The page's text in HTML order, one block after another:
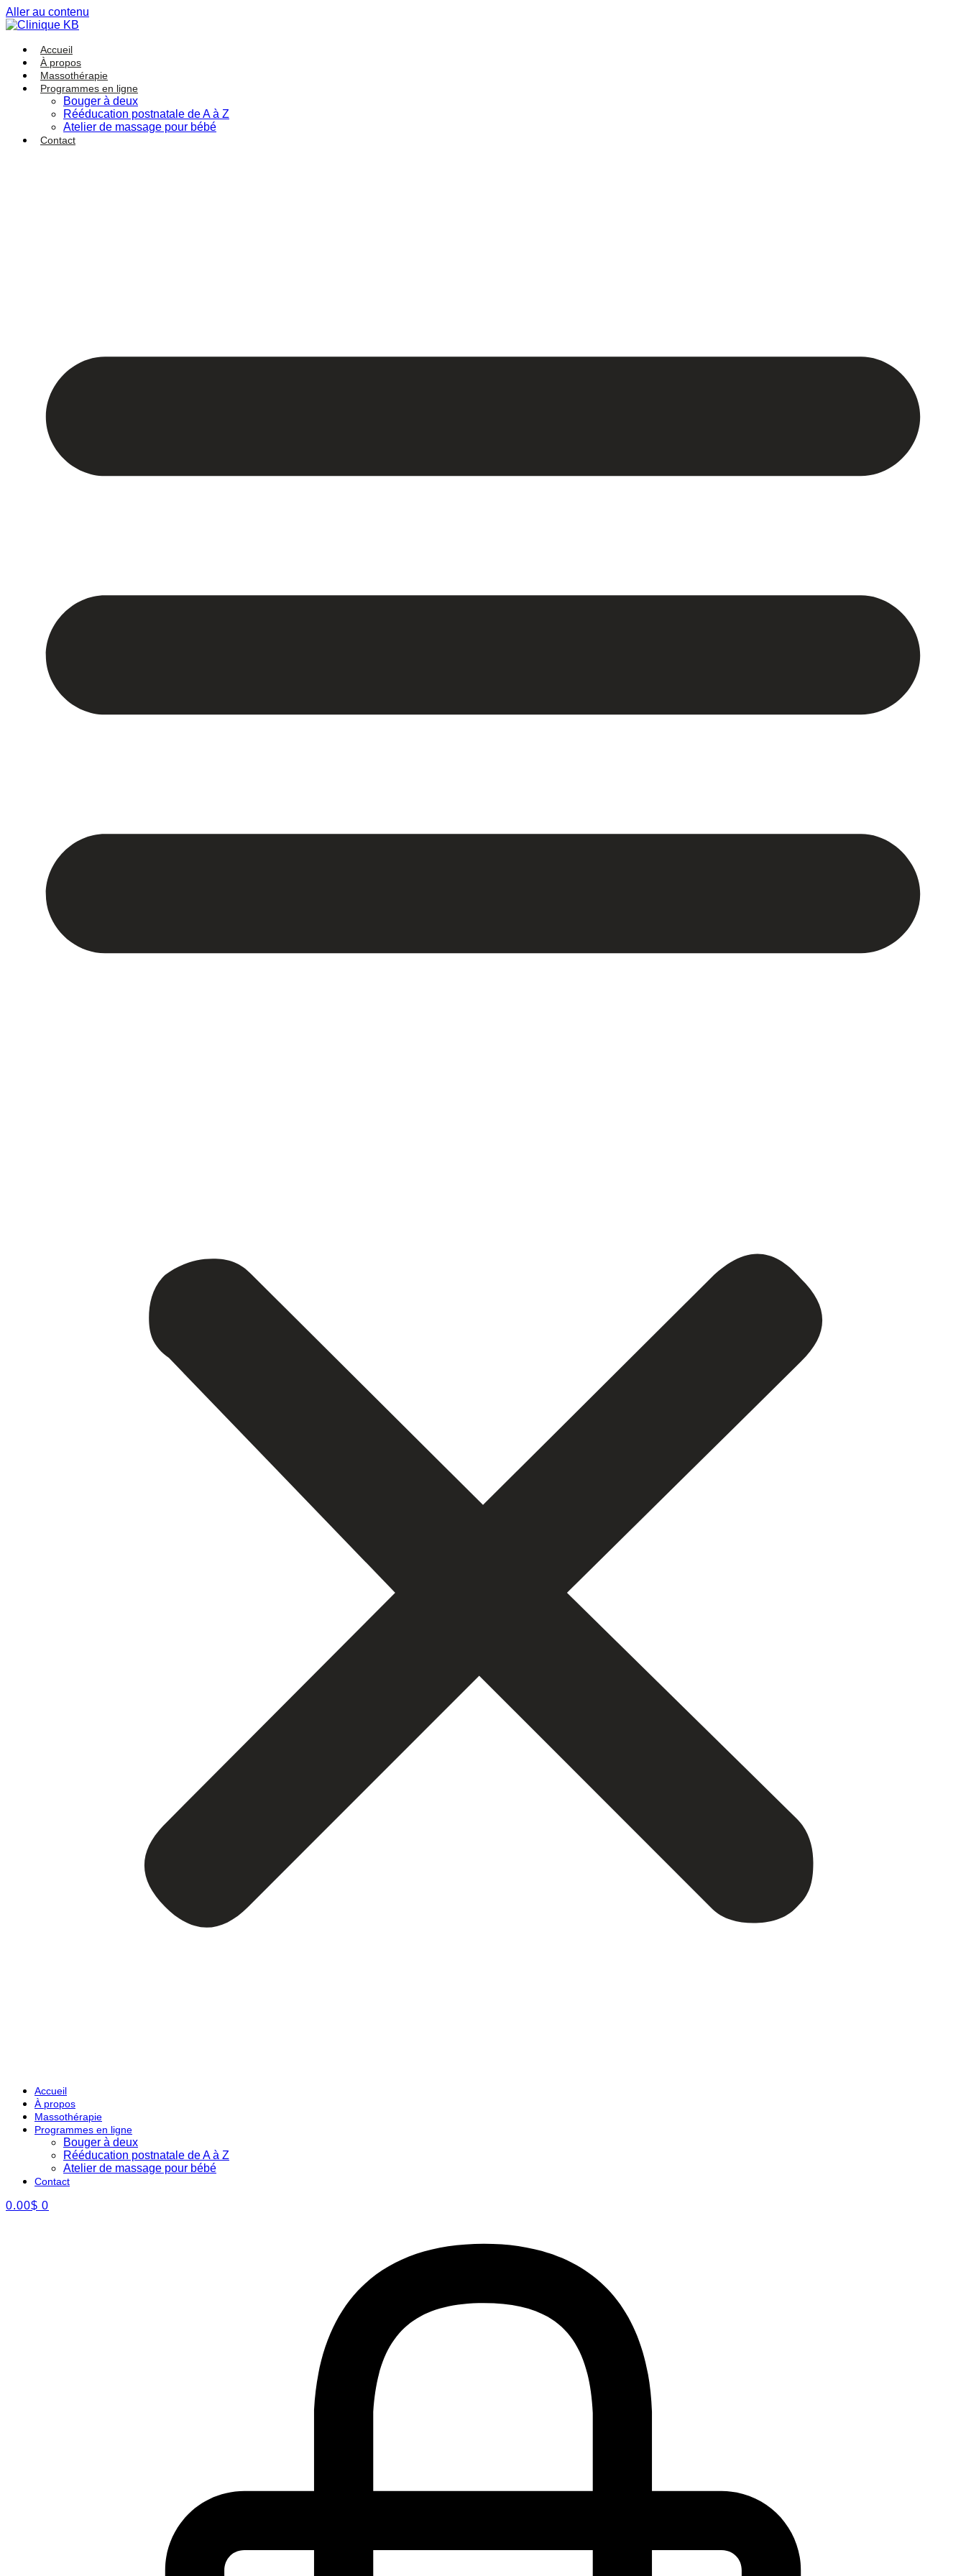
Aller au contenu
Accueil
À propos
Massothérapie
Programmes en ligne
Bouger à deux
Rééducation postnatale de A à Z
Atelier de massage pour bébé
Contact
Accueil
À propos
Massothérapie
Programmes en ligne
Bouger à deux
Rééducation postnatale de A à Z
Atelier de massage pour bébé
Contact
0.00$ 0